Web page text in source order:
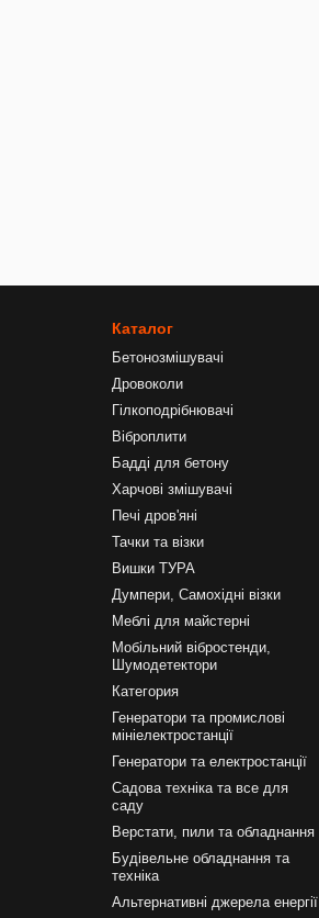
Каталог
Бетонозмішувачі
Дровоколи
Гілкоподрібнювачі
Віброплити
Бадді для бетону
Харчові змішувачі
Печі дров'яні
Тачки та візки
Вишки ТУРА
Думпери, Самохідні візки
Меблі для майстерні
Мобільний вібростенди,
Шумодетектори
Категория
Генератори та промислові
мініелектростанції
Генератори та електростанції
Садова техніка та все для
саду
Верстати, пили та обладнання
Будівельне обладнання та
техніка
Альтернативні джерела енергії